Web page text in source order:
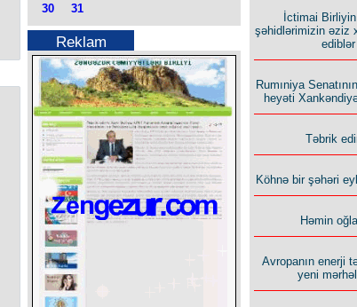
30
31
Reklam
İctimai Birliyin
şəhidlərimizin əziz
ediblər
Rumıniya
heyəti
Təbrik
Köhnə bir şəhəri
Həmin
Avropanın enerji
yeni